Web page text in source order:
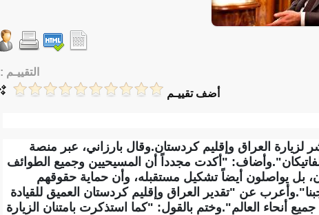
التقييـم :
أضف تقييـم
لزيارة العراق وإقليم كردستان.‏وقال بارزاني، عبر منصة
"أكدت مجدداً أن المسيحيين وجميع الطوائف
بل يواصلون أيضاً تشكيل مستقبله، وأن حماية حقوقهم
عن "تقدير العراق وإقليم كردستان العميق للقيادة
أنحاء العالم".وختم بالقول: "كما استذكرت بامتنان الزيارة